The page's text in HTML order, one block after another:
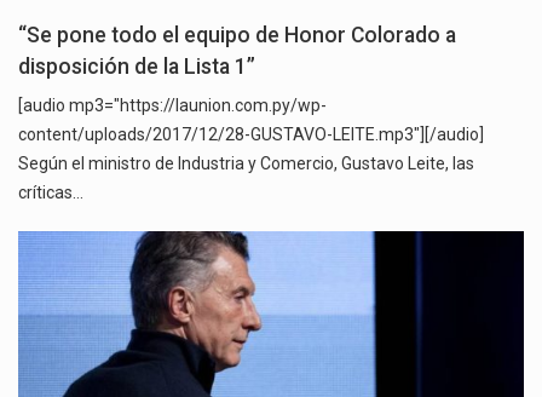
“Se pone todo el equipo de Honor Colorado a
disposición de la Lista 1”
[audio mp3="https://launion.com.py/wp-
content/uploads/2017/12/28-GUSTAVO-LEITE.mp3"][/audio]
Según el ministro de Industria y Comercio, Gustavo Leite, las
críticas…